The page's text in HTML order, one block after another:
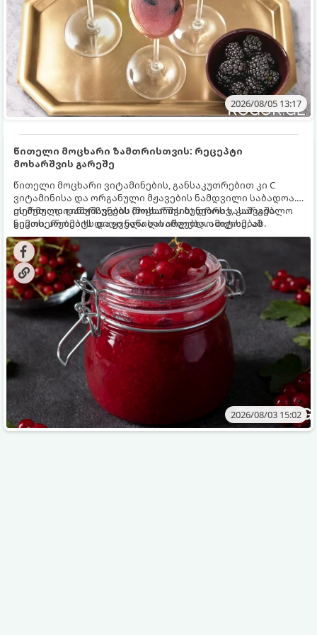
2026/08/05 13:17
წითელი მოცხარი ზამთრისთვის: რეცეპტი
მოხარშვის გარეშე
წითელი მოცხარი ვიტამინების, განსაკუთრებით კი C
ვიტამინისა და ორგანული მჟავების ნამდვილი საბადოა.
თერმული დამუშავების (მოხარშვის) დროს სასარგებლო
ნივთიერებების დიდი ნაწილი იშლება. ამიტომ, ამ
კენკრის ზამთრისთვის შესანახად საუკეთესო გზა
„ცოცხალი ჯემის“ მომზადებაა - მოხარშვის გარეშე.
ეს მეთოდი ინარჩუნებს მოცხარის ბუნებრივ, კაშკაშა
გემოს, არომატს და ყველა სასარგებლო თვისებას.
2026/08/03 15:02